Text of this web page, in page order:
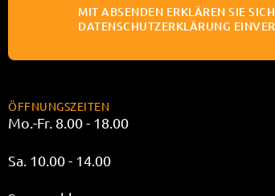
MIT ABSENDEN ERKLÄREN SIE
DATENSCHUTZERKLÄRUNG
ÖFFNUNGSZEITEN
Mo.-Fr. 8.00 - 18.00
Sa. 10.00 - 14.00